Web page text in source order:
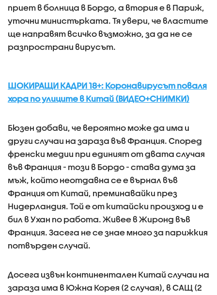
приет в болница в Бордо, а втория е в Париж,
уточни министърката. Тя увери, че властите
ще направят всичко възможно, за да не се
разпространи вирусът.
ШОКИРАЩИ КАДРИ 18+: Коронавирусът поваля
хора по улиците в Китай (ВИДЕО+СНИМКИ)
Бюзен добави, че вероятно може да има и
други случаи на зараза във Франция. Според
френски медии при единият от двата случая
във Франция - този в Бордо - става дума за
мъж, който неотдавна се е върнал във
Франция от Китай, преминавайки през
Нидерландия. Той е от китайски произход и е
бил в Ухан по работа. Живее в Жиронд във
Франция. Засега не се знае много за парижкия
потвърден случай.
Досега извън континентален Китай случаи на
зараза има в Южна Корея (2 случая), в САЩ (2